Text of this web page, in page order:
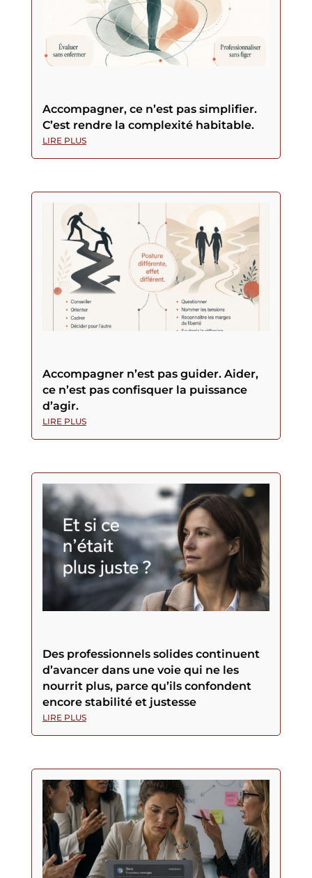
Accompagner, ce n’est pas simplifier.
C’est rendre la complexité habitable.
LIRE PLUS
Accompagner n’est pas guider. Aider,
ce n’est pas confisquer la puissance
d’agir.
LIRE PLUS
Des professionnels solides continuent
d’avancer dans une voie qui ne les
nourrit plus, parce qu’ils confondent
encore stabilité et justesse
LIRE PLUS